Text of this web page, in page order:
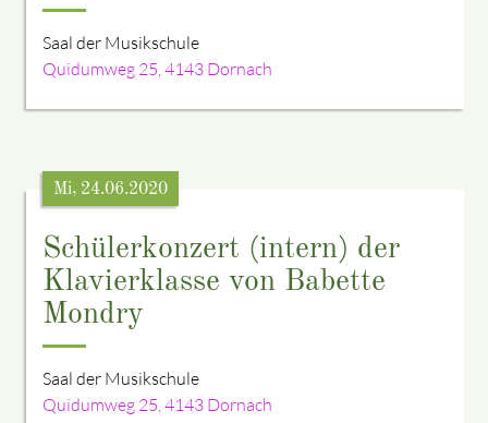
Saal der Musikschule
Quidumweg 25, 4143 Dornach
Schülerkonzert (intern) der
Klavierklasse von Babette
Mondry
Mi, 24.06.2020
Saal der Musikschule
Quidumweg 25, 4143 Dornach